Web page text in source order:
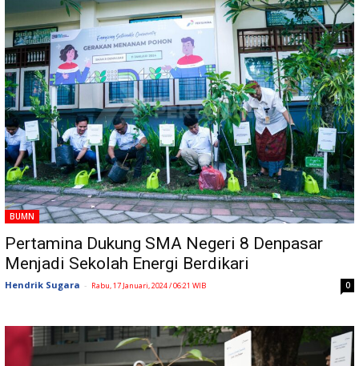
BUMN
Pertamina Dukung SMA Negeri 8 Denpasar
Menjadi Sekolah Energi Berdikari
Hendrik Sugara - Rabu, 17 Januari, 2024 / 06:21 WIB 0